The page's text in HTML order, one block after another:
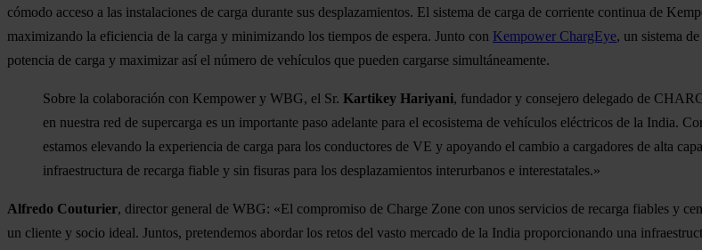
cómodo acceso a las instalaciones de carga durante sus desplazamientos. El sistema de carga de corriente continua de
maximizando la eficiencia de la carga y minimizando los tiempos de espera. Junto con Kempower ChargEye, un sistema
potencia de carga y maximizar así el número de vehículos que pueden cargarse simultáneamente.
Sobre la colaboración con Kempower y WBG, el Sr. Kartikey Hariyani, fundador y consejero delegado de
en nuestra red de supercarga es un importante paso adelante para el ecosistema de vehículos eléctricos de la India.
estamos elevando la experiencia de carga para los conductores de VE y apoyando el cambio a cargadores de alta
infraestructura de recarga fiable y sin fisuras para los desplazamientos interurbanos e interestatales.»
Alfredo Couturier, director general de WBG: «El compromiso de Charge Zone con unos servicios de recarga fiables y
un cliente y socio ideal. Juntos, pretendemos abordar los retos del vasto mercado de la India proporcionando una